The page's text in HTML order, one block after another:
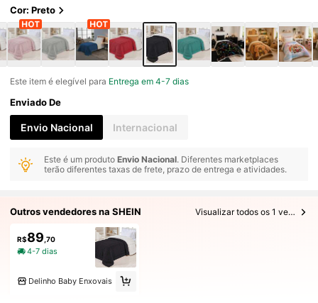
Cor: Preto
Este item é elegível para Entrega em 4-7 dias
Enviado De
Envio Nacional Internacional
Este é um produtoEnvio Nacional. Diferentes marketplaces
terão diferentes taxas de frete, prazo de entrega e atividades.
Outros vendedores na SHEIN Visualizar todos os 1 vendedores
R$89 ,70
4-7 dias
Delinho Baby Enxovais